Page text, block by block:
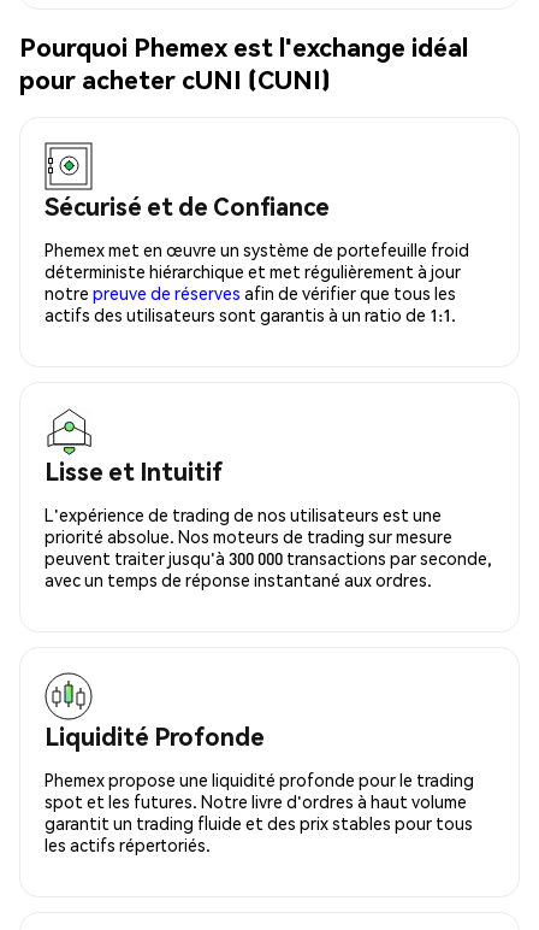
Pourquoi Phemex est l'exchange idéal
pour acheter cUNI (CUNI)
Sécurisé et de Confiance
Phemex met en œuvre un système de portefeuille froid
déterministe hiérarchique et met régulièrement à jour
notre preuve de réserves afin de vérifier que tous les
actifs des utilisateurs sont garantis à un ratio de 1:1.
Lisse et Intuitif
L'expérience de trading de nos utilisateurs est une
priorité absolue. Nos moteurs de trading sur mesure
peuvent traiter jusqu'à 300 000 transactions par seconde,
avec un temps de réponse instantané aux ordres.
Liquidité Profonde
Phemex propose une liquidité profonde pour le trading
spot et les futures. Notre livre d'ordres à haut volume
garantit un trading fluide et des prix stables pour tous
les actifs répertoriés.